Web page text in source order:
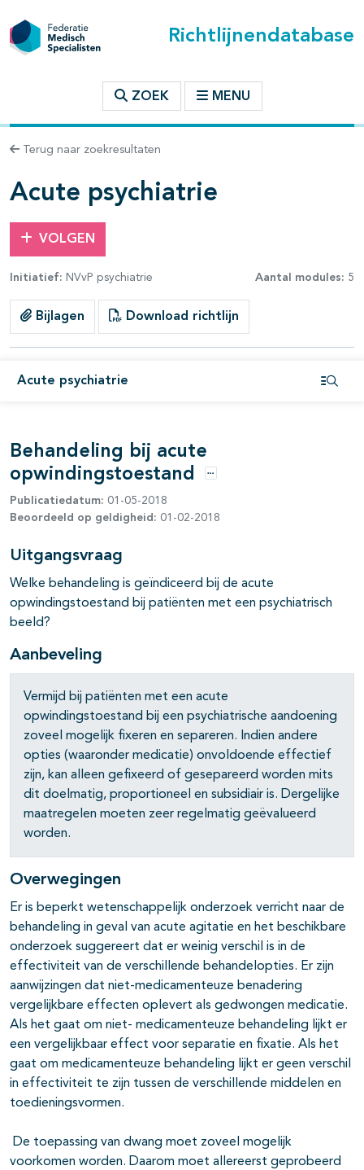
Richtlijnendatabase
ZOEK MENU
Terug naar zoekresultaten
Acute psychiatrie
VOLGEN
Initiatief: NVvP psychiatrie Aantal modules: 5
Bijlagen Download richtlijn
Acute psychiatrie
binnen deze richtlijn
Behandeling bij acute
opwindingstoestand
Opties
Publicatiedatum: 01-05-2018
Beoordeeld op geldigheid: 01-02-2018
Uitgangsvraag
Welke behandeling is geïndiceerd bij de acute
opwindingstoestand bij patiënten met een psychiatrisch
beeld?
Aanbeveling
Vermijd bij patiënten met een acute
opwindingstoestand bij een psychiatrische aandoening
zoveel mogelijk fixeren en separeren. Indien andere
opties (waaronder medicatie) onvoldoende effectief
zijn, kan alleen gefixeerd of gesepareerd worden mits
dit doelmatig, proportioneel en subsidiair is. Dergelijke
maatregelen moeten zeer regelmatig geëvalueerd
worden.
Overwegingen
Er is beperkt wetenschappelijk onderzoek verricht naar de
behandeling in geval van acute agitatie en het beschikbare
onderzoek suggereert dat er weinig verschil is in de
effectiviteit van de verschillende behandelopties. Er zijn
aanwijzingen dat niet-medicamenteuze benadering
vergelijkbare effecten oplevert als gedwongen medicatie.
Als het gaat om niet- medicamenteuze behandeling lijkt er
een vergelijkbaar effect voor separatie en fixatie. Als het
gaat om medicamenteuze behandeling lijkt er geen verschil
in effectiviteit te zijn tussen de verschillende middelen en
toedieningsvormen.
De toepassing van dwang moet zoveel mogelijk
voorkomen worden. Daarom moet allereerst geprobeerd